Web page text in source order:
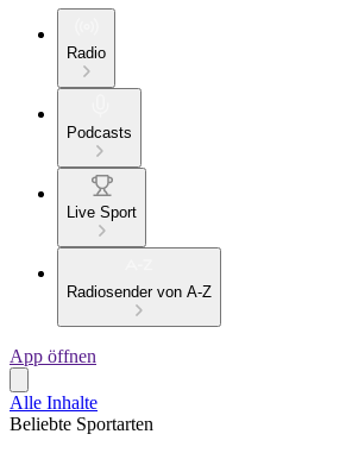
Radio
Podcasts
Live Sport
Radiosender von A-Z
App öffnen
Alle Inhalte
Beliebte Sportarten